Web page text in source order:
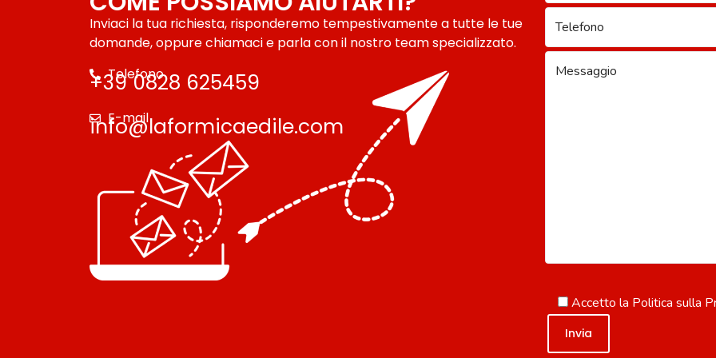
Inviaci la tua richiesta, risponderemo tempestivamente a tutte le tue
domande, oppure chiamaci e parla con il nostro team specializzato.
Telefono
+39 0828 625459
E-mail
info@laformicaedile.com
Accetto la Politica sulla